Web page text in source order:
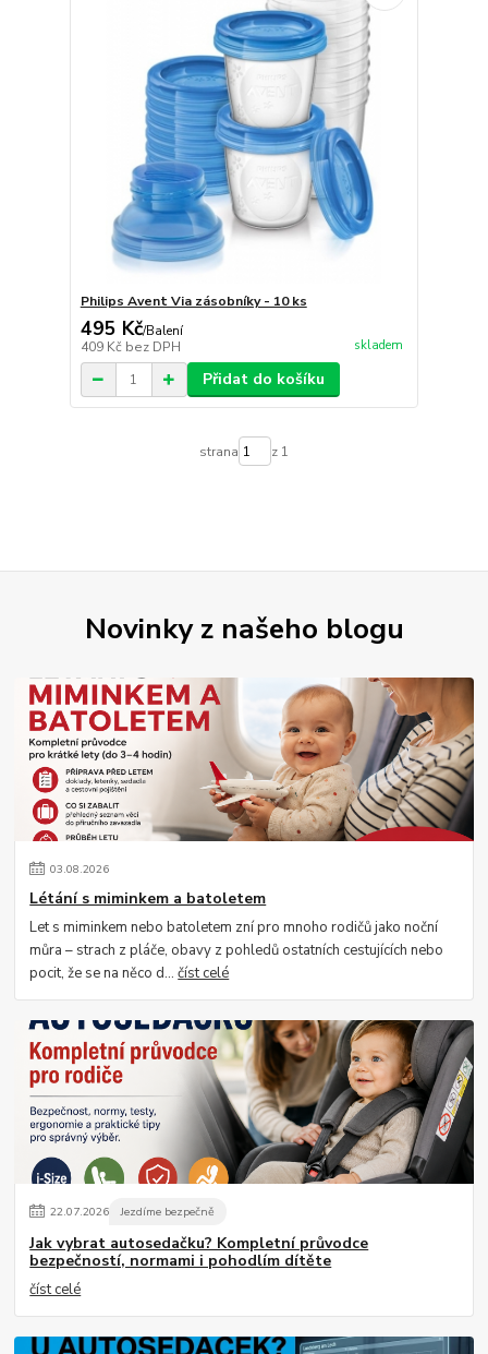
Philips Avent Via zásobníky - 10 ks
495 Kč/Balení
409 Kč bez DPH skladem
Přidat do košíku
strana z 1
Novinky z našeho blogu
03.08.2026
Létání s miminkem a batoletem
Let s miminkem nebo batoletem zní pro mnoho rodičů jako noční
můra – strach z pláče, obavy z pohledů ostatních cestujících nebo
pocit, že se na něco d...číst celé
22.07.2026 Jezdíme bezpečně
Jak vybrat autosedačku? Kompletní průvodce
bezpečností, normami i pohodlím dítěte
číst celé